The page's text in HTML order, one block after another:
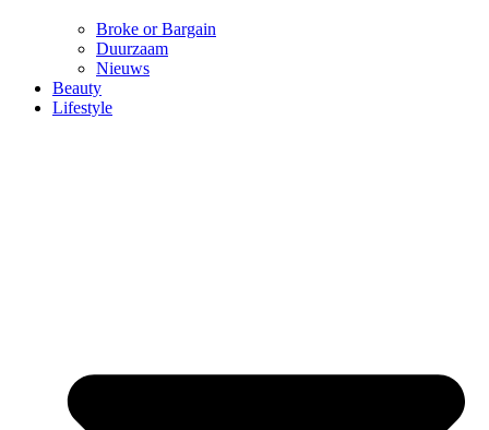
Broke or Bargain
Duurzaam
Nieuws
Beauty
Lifestyle